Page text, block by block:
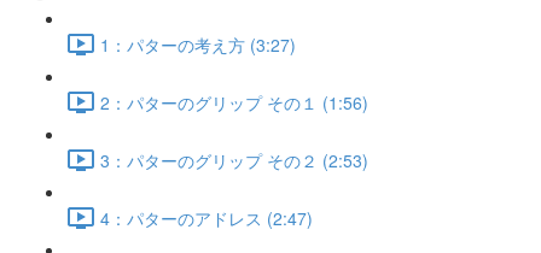
1：パターの考え方 (3:27)
2：パターのグリップ その１ (1:56)
3：パターのグリップ その２ (2:53)
4：パターのアドレス (2:47)